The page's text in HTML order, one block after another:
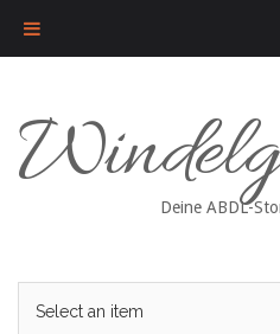
content
Deine ABDL-